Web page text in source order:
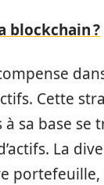
blockchain ?
Cette
sa base se
La